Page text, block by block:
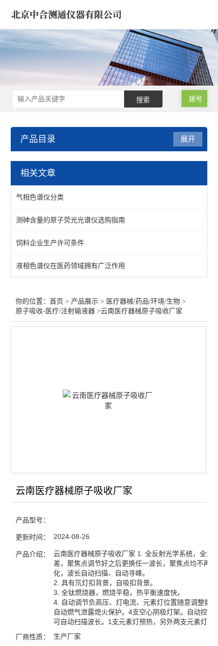
拨号
产品目录
医疗器械/药品/环境/生物
医疗器械水分测定仪
查看全部 >>
展开
相关文章
气相色谱仪分类
测砷含量的原子荧光光谱仪选购指南
饲料企业生产许可条件
液相色谱仪在医药领域拥有广泛作用
你的位置：首页 > 产品展示 > 医疗器械/药品/环境/生物 >
原子吸收-医疗/注射输液器 >云南医疗器械原子吸收厂家
云南医疗器械原子吸收厂家
产品型号：
更新时间： 2024-08-26
产品介绍：
云南医疗器械原子吸收厂家 1. 全反射光学系统，全波
差，聚焦点调节好之后更换任一波长，聚焦点均不再
化，波长自动扫描、自动寻峰。
2. 具有氘灯扣背景，自吸扣背景。
3. 全钛燃烧器，燃烧平稳，热平衡速度快。
4. 自动调节负高压、灯电流、元素灯位置随意调整能
自动燃气泄露熄火保护。4支空心阴极灯架。自动控制
可自动扫描波长。1支元素灯预热，另外两支元素灯预
厂商性质： 生产厂家